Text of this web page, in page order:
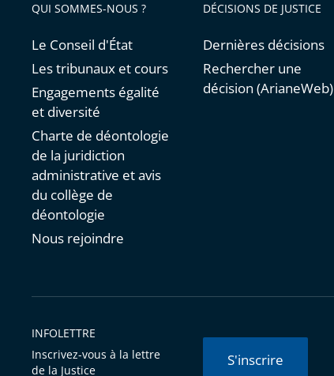
QUI SOMMES-NOUS ?
Le Conseil d'État
Les tribunaux et cours
Engagements égalité
et diversité
Charte de déontologie
de la juridiction
administrative et avis
du collège de
déontologie
Nous rejoindre
DÉCISIONS DE JUSTICE
Dernières décisions
Rechercher une
décision (ArianeWeb)
INFOLETTRE
Inscrivez-vous à la lettre
de la Justice
S'inscrire